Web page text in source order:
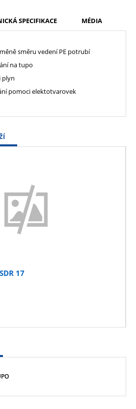
SPECIFIKACE MÉDIA
směru vedení PE potrubí
na tupo
plyn
pomoci elektotvarovek
17